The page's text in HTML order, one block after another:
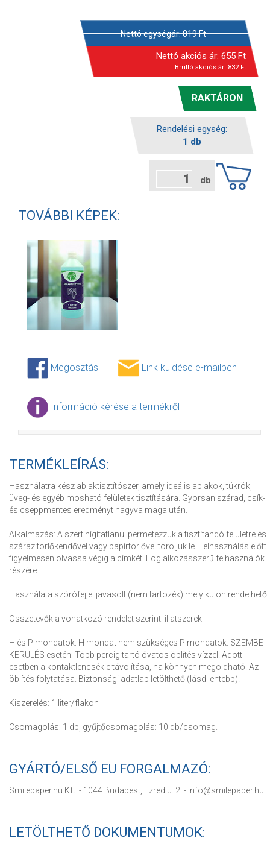
Nettó egységár:819Ft
Nettó akciós ár: 655 Ft
Bruttó akciós ár: 832Ft
RAKTÁRON
Rendelési egység:
1 db
db
TOVÁBBI KÉPEK:
Megosztás Link küldése e-mailben
Információ kérése a termékről
TERMÉKLEÍRÁS:
Használatra kész ablaktisztítószer, amely ideális ablakok, tükrök,
üveg- és egyéb mosható felületek tisztítására. Gyorsan szárad, csík-
és cseppmentes eredményt hagyva maga után.
Alkalmazás: A szert hígítatlanul permetezzük a tisztítandó felületre és
száraz törlőkendővel vagy papírtörlővel töröljük le. Felhasználás előtt
figyelmesen olvassa végig a címkét! Foglalkozásszerű felhasználók
részére.
Használata szórófejjel javasolt (nem tartozék) mely külön rendelhető.
Összetevők a vonatkozó rendelet szerint: illatszerek
H és P mondatok: H mondat nem szükséges P mondatok: SZEMBE
KERÜLÉS esetén: Több percig tartó óvatos öblítés vízzel. Adott
esetben a kontaktlencsék eltávolítása, ha könnyen megoldható. Az
öblítés folytatása. Biztonsági adatlap letölthető (lásd lentebb).
Kiszerelés: 1 liter/flakon
Csomagolás: 1 db, gyűjtőcsomagolás: 10 db/csomag.
GYÁRTÓ/ELSŐ EU FORGALMAZÓ:
Smilepaper.hu Kft. - 1044 Budapest, Ezred u. 2. - info@smilepaper.hu
LETÖLTHETŐ DOKUMENTUMOK: